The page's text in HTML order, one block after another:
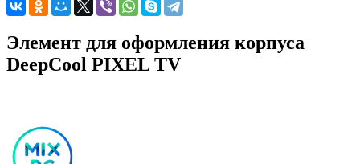
Элемент для оформления корпуса
DeepCool PIXEL TV